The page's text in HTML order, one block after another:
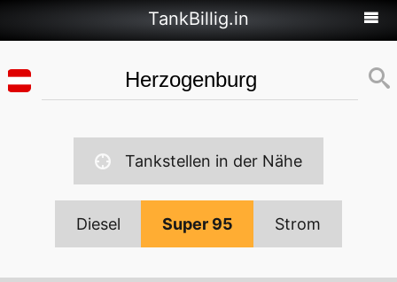
TankBillig.in
Tankstellen in der Nähe
Diesel Super 95 Strom